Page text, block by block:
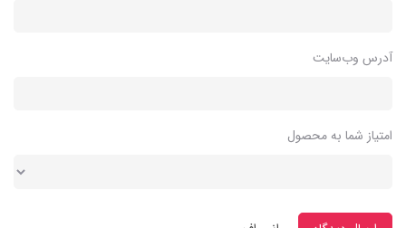
آدرس وب‌سایت
امتیاز شما به محصول